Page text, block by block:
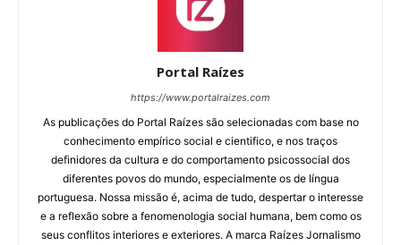
Portal Raízes
https://www.portalraizes.com
As publicações do Portal Raízes são selecionadas com base no
conhecimento empírico social e cientifico, e nos traços
definidores da cultura e do comportamento psicossocial dos
diferentes povos do mundo, especialmente os de língua
portuguesa. Nossa missão é, acima de tudo, despertar o interesse
e a reflexão sobre a fenomenologia social humana, bem como os
seus conflitos interiores e exteriores. A marca Raízes Jornalismo